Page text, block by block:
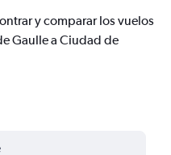
y comparar los vuelos
Gaulle a Ciudad de